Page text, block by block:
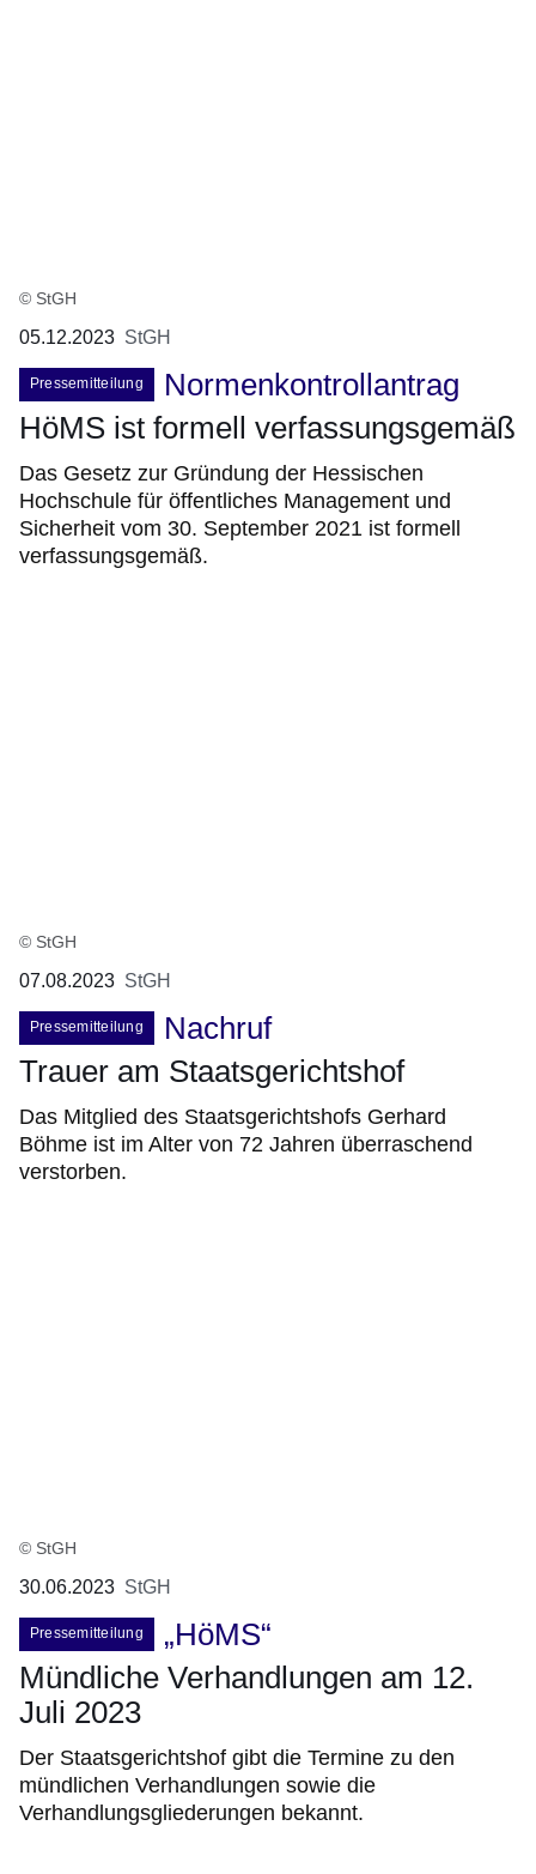
© StGH
05.12.2023 StGH
Pressemitteilung
Normenkontrollantrag
HöMS ist formell verfassungsgemäß
Das Gesetz zur Gründung der Hessischen
Hochschule für öffentliches Management und
Sicherheit vom 30. September 2021 ist formell
verfassungsgemäß.
© StGH
07.08.2023 StGH
Pressemitteilung
Nachruf
Trauer am Staatsgerichtshof
Das Mitglied des Staatsgerichtshofs Gerhard
Böhme ist im Alter von 72 Jahren überraschend
verstorben.
© StGH
30.06.2023 StGH
Pressemitteilung
„HöMS“
Mündliche Verhandlungen am 12.
Juli 2023
Der Staatsgerichtshof gibt die Termine zu den
mündlichen Verhandlungen sowie die
Verhandlungsgliederungen bekannt.